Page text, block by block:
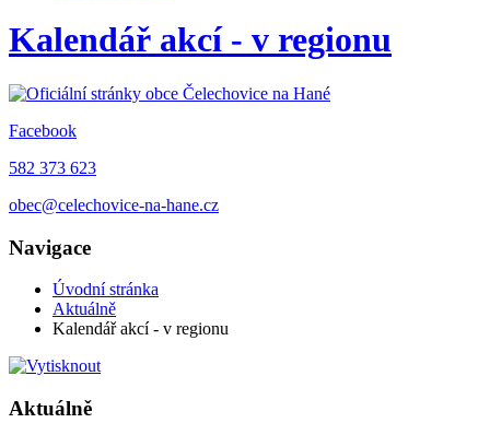
Kalendář akcí - v regionu
Facebook
582 373 623
obec@celechovice-na-hane.cz
Navigace
Úvodní stránka
Aktuálně
Kalendář akcí - v regionu
Aktuálně